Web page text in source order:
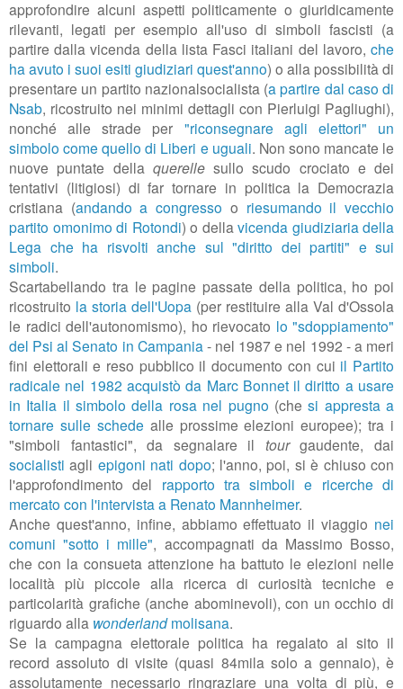
approfondire alcuni aspetti politicamente o giuridicamente
rilevanti, legati per esempio all'uso di simboli fascisti (a
partire dalla vicenda della lista Fasci italiani del lavoro, che
ha avuto i suoi esiti giudiziari quest'anno) o alla possibilità di
presentare un partito nazionalsocialista (a partire dal caso di
Nsab, ricostruito nei minimi dettagli con Pierluigi Pagliughi),
nonché alle strade per "riconsegnare agli elettori" un
simbolo come quello di Liberi e uguali. Non sono mancate le
nuove puntate della querellesullo scudo crociato e dei
tentativi (litigiosi) di far tornare in politica la Democrazia
cristiana (andando a congresso o riesumando il vecchio
partito omonimo di Rotondi) o della vicenda giudiziaria della
Lega che ha risvolti anche sul "diritto dei partiti" e sui
simboli.
Scartabellando tra le pagine passate della politica, ho poi
ricostruito la storia dell'Uopa (per restituire alla Val d'Ossola
le radici dell'autonomismo), ho rievocato lo "sdoppiamento"
del Psi al Senato in Campania- nel 1987 e nel 1992 - a meri
fini elettorali e reso pubblico il documento con cui il Partito
radicale nel 1982 acquistò da Marc Bonnet il diritto a usare
in Italia il simbolo della rosa nel pugno (chesi appresta a
tornare sulle schede alle prossime elezioni europee); tra i
"simboli fantastici", da segnalare il tourgaudente, dai
socialisti agli epigoni nati dopo; l'anno, poi, si è chiuso con
l'approfondimento del rapporto tra simboli e ricerche di
mercato con l'intervista a Renato Mannheimer.
Anche quest'anno, infine, abbiamo effettuato il viaggio nei
comuni "sotto i mille", accompagnati da Massimo Bosso,
che con la consueta attenzione ha battuto le elezioni nelle
località più piccole alla ricerca di curiosità tecniche e
particolarità grafiche (anche abominevoli), con un occhio di
riguardo alla wonderlandmolisana.
Se la campagna elettorale politica ha regalato al sito il
record assoluto di visite (quasi 84mila solo a gennaio), è
assolutamente necessario ringraziare una volta di più, e